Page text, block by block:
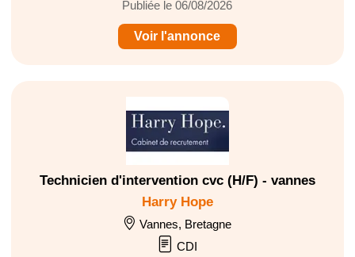
Publiée le 06/08/2026
Voir l'annonce
Technicien d'intervention cvc (H/F) - vannes
Harry Hope
Vannes, Bretagne
CDI